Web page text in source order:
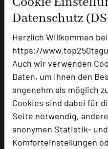
Datenschutz
Herzlich Willkommen bei
https://
Auch wir verwenden
Daten, um Ihnen den
angenehm als möglich
Cookies sind dabei für
Seite notwendig,
anonymen Statistik-
Komforteinstellungen
Ausstellungsfläche
Zimmer
Doppelzimmer
Besonders geeignet
Seminar, Konferenz,